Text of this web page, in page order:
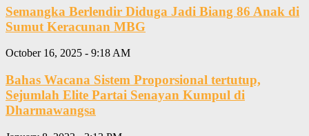
Semangka Berlendir Diduga Jadi Biang 86 Anak di
Sumut Keracunan MBG
October 16, 2025 - 9:18 AM
Bahas Wacana Sistem Proporsional tertutup,
Sejumlah Elite Partai Senayan Kumpul di
Dharmawangsa